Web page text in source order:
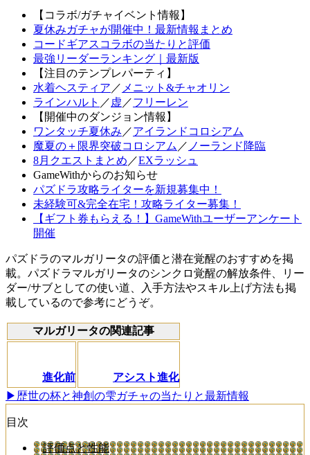
【コラボ/ガチャイベント情報】
夏休みガチャが開催中！最新情報まとめ
コードギアスコラボの当たりと評価
最強リーダーランキング｜最新版
【注目のテンプレパーティ】
水着ヘスティア ／ メニット&チャオリン
ラインハルト ／ 虚 ／フリーレン
【開催中のダンジョン情報】
ワンタッチ夏休み ／アイランドコロシアム
魔夏の＋限界突破コロシアム ／ ノーランド降臨
8月クエストまとめ ／EXラッシュ
GameWithからのお知らせ
パズドラ攻略ライターを新規募集中！
未経験可&完全在宅！攻略ライター募集！
【ギフト券もらえる！】GameWithユーザーアンケート
開催
パズドラのマルガリータの評価と潜在覚醒のおすすめを掲
載。パズドラマルガリータのシンクロ覚醒の解放条件、リー
ダー/サブとしての使い道、入手方法やスキル上げ方法も掲
載しているので参考にどうぞ。
マルガリータの関連記事
進化前
アシスト進化
▶歴世の杯と神創の雫ガチャの当たりと最新情報
目次
評価点と性能